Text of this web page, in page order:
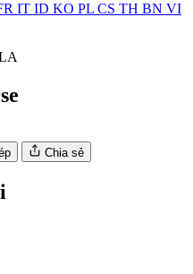
IT ID KO PL CS TH BN VI
Chia sẻ